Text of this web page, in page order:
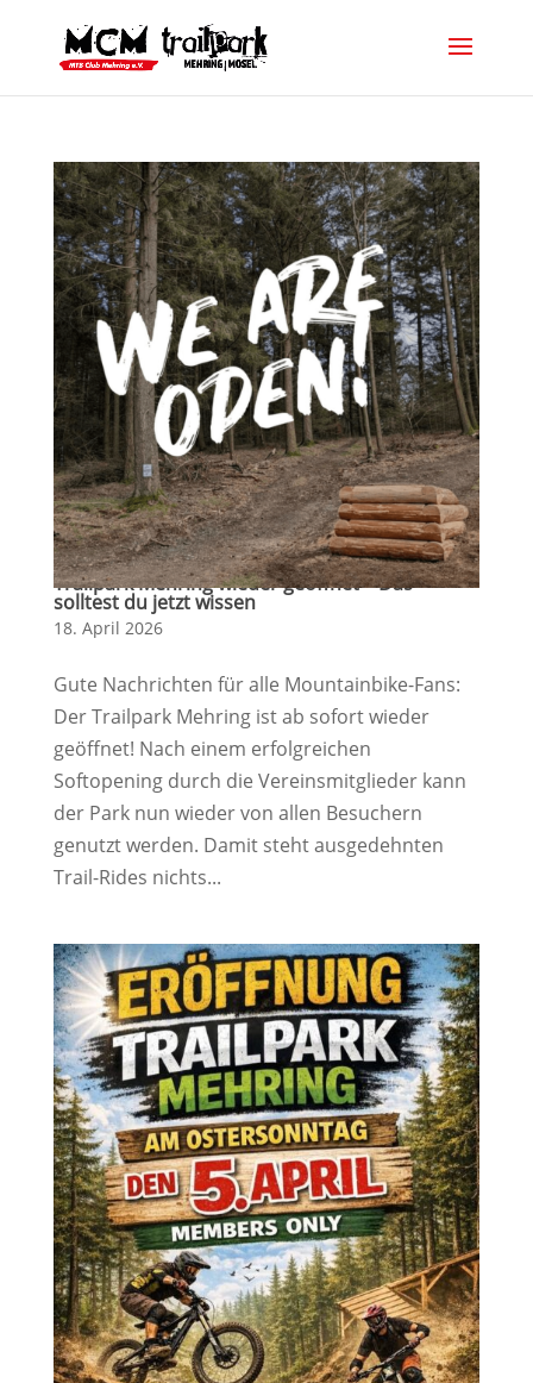
Trailpark Mehring wieder geöffnet – Das
solltest du jetzt wissen
18. April 2026
Gute Nachrichten für alle Mountainbike-Fans:
Der Trailpark Mehring ist ab sofort wieder
geöffnet! Nach einem erfolgreichen
Softopening durch die Vereinsmitglieder kann
der Park nun wieder von allen Besuchern
genutzt werden. Damit steht ausgedehnten
Trail-Rides nichts...